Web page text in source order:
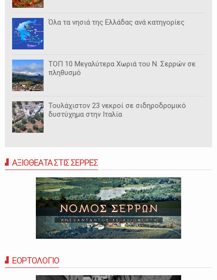
Όλα τα νησιά της Ελλάδας ανά κατηγορίες
ΤΟΠ 10 Μεγαλύτερα Χωριά του Ν. Σερρών σε
πληθυσμό
Τουλάχιστον 23 νεκροί σε σιδηροδρομικό
δυστύχημα στην Ιταλία
ΑΞΙΟΘΕΑΤΑ ΣΤΙΣ ΣΕΡΡΕΣ
ΕΟΡΤΟΛΟΓΙΟ